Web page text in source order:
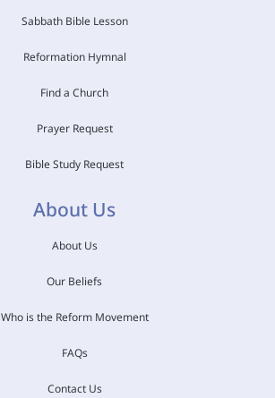
Sabbath Bible Lesson
Reformation Hymnal
Find a Church
Prayer Request
Bible Study Request
About Us
About Us
Our Beliefs
Who is the Reform Movement
FAQs
Contact Us